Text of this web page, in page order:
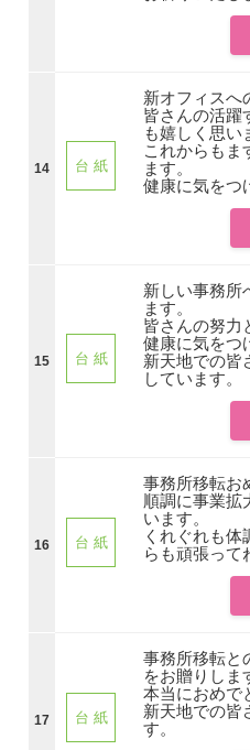
14 台 紙
新オフィスへ
皆さんの活躍
も嬉しく思い
これからもま
ます。
健康に気をつ
15 台 紙
新しい事務所
ます。
皆さんの努力
健康に気をつ
新天地での皆
しています。
16 台 紙
事務所移転お
順調に事業拡
います。
くれぐれも
らも頑張って
17 台 紙
事務所移転と
をお贈りしま
本当におめで
新天地での皆
す。